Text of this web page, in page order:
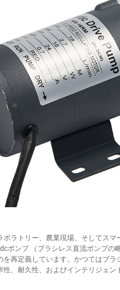
ボラトリー、農業現場、そしてス
ポンプ
（ブラシレス直流ポンプ
を再定義しています。かつてはブ
性、耐久性、およびインテリジェン